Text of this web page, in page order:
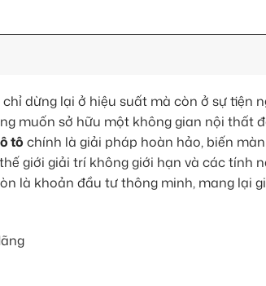
dừng lại ở hiệu suất mà còn ở sự tiện
muốn sở hữu một không gian nội thất
tô chính là giải pháp hoàn hảo, biến
giới giải trí không giới hạn và các tính
là khoản đầu tư thông minh, mang lại